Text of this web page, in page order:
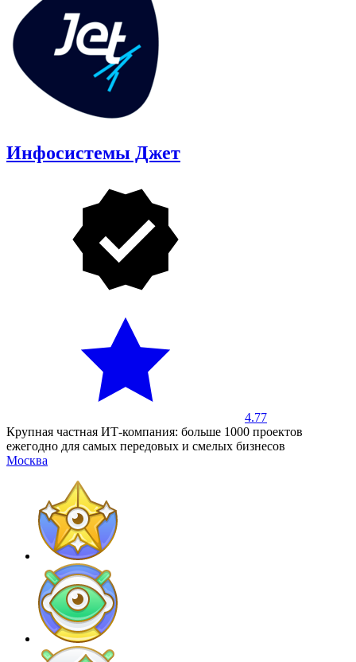
Инфосистемы Джет
4.77
Крупная частная ИТ-компания: больше 1000 проектов
ежегодно для самых передовых и смелых бизнесов
Москва